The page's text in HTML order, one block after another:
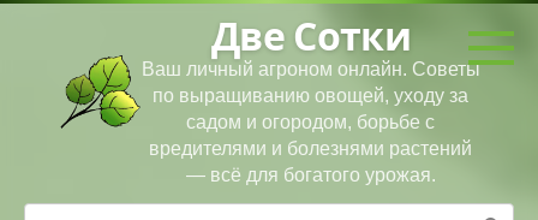
Перейти
Две Сотки
Ваш личный агроном онлайн. Советы
по выращиванию овощей, уходу за
садом и огородом, борьбе с
вредителями и болезнями растений
— всё для богатого урожая.
Поиск: